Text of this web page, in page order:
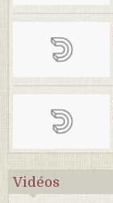
Vidéos